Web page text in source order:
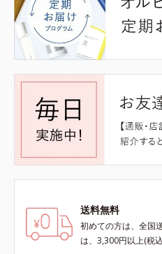
送料無料
初めての方は、全国
は、3,300円以上(税